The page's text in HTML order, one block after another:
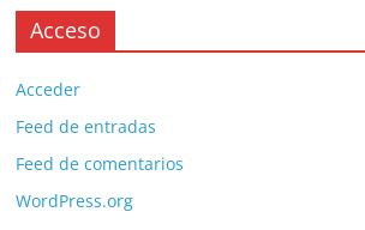
Acceso
Acceder
Feed de entradas
Feed de comentarios
WordPress.org